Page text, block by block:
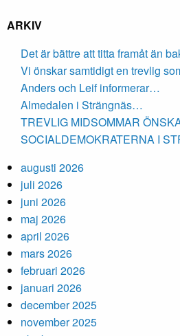
ARKIV
Det är bättre att titta framåt än
Vi önskar samtidigt en trevlig
Anders och Leif informerar…
Almedalen i Strängnäs…
TREVLIG MIDSOMMAR
SOCIALDEMOKRATERNA I
augusti 2026
juli 2026
juni 2026
maj 2026
april 2026
mars 2026
februari 2026
januari 2026
december 2025
november 2025